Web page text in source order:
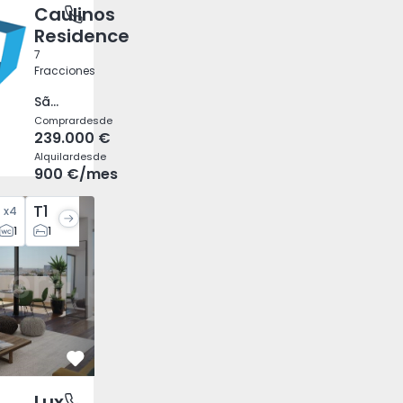
de Infesta e Senhora da Hora, Porto
Caulinos
Residence
7
Fracciones
São Mamede de Infesta e Senhora da Hora, Porto
Comprardesde
239.000 €
Alquilardesde
900 €/mes
x4
1
T1
1
1
Favorito